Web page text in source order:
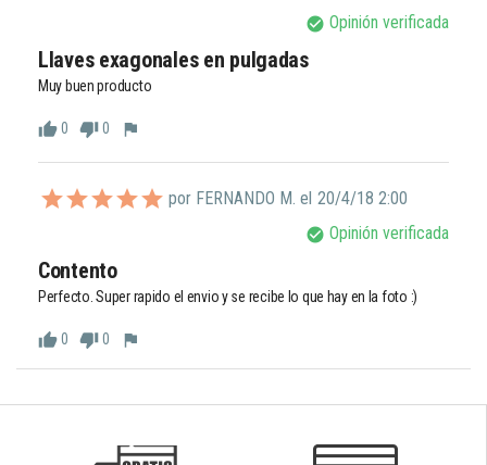
check_circle Opinión verificada
Llaves exagonales en pulgadas
Muy buen producto
thumb_up0 thumb_down0 flag
por FERNANDO M. el 20/4/18 2:00
check_circle Opinión verificada
Contento
Perfecto. Super rapido el envio y se recibe lo que hay en la foto :)
thumb_up0 thumb_down0 flag